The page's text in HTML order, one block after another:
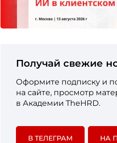
Получай свежие
Оформите подписку и
на сайте, просмотр
в Академии TheHRD.
В ТЕЛЕГРАМ НА